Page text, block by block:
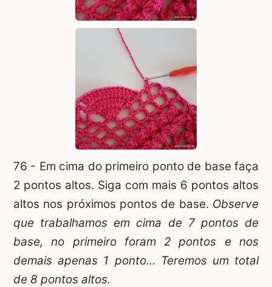
76 - Em cima do primeiro ponto de base faça
2 pontos altos. Siga com mais 6 pontos altos
altos nos próximos pontos de base. Observe
que trabalhamos em cima de 7 pontos de
base, no primeiro foram 2 pontos e nos
demais apenas 1 ponto... Teremos um total
de 8 pontos altos.